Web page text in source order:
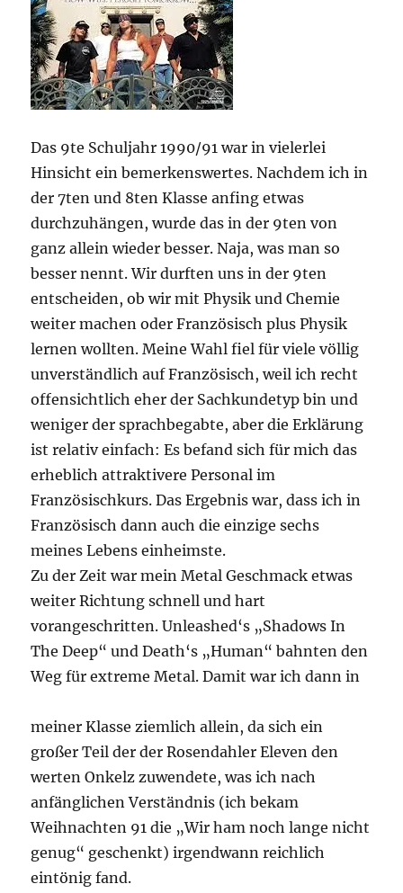
Das 9te Schuljahr 1990/91 war in vielerlei
Hinsicht ein bemerkenswertes. Nachdem ich in
der 7ten und 8ten Klasse anfing etwas
durchzuhängen, wurde das in der 9ten von
ganz allein wieder besser. Naja, was man so
besser nennt. Wir durften uns in der 9ten
entscheiden, ob wir mit Physik und Chemie
weiter machen oder Französisch plus Physik
lernen wollten. Meine Wahl fiel für viele völlig
unverständlich auf Französisch, weil ich recht
offensichtlich eher der Sachkundetyp bin und
weniger der sprachbegabte, aber die Erklärung
ist relativ einfach: Es befand sich für mich das
erheblich attraktivere Personal im
Französischkurs. Das Ergebnis war, dass ich in
Französisch dann auch die einzige sechs
meines Lebens einheimste.
Zu der Zeit war mein Metal Geschmack etwas
weiter Richtung schnell und hart
vorangeschritten. Unleashed‘s „Shadows In
The Deep“ und Death‘s „Human“ bahnten den
Weg für extreme Metal. Damit war ich dann in
meiner Klasse ziemlich allein, da sich ein
großer Teil der der Rosendahler Eleven den
werten Onkelz zuwendete, was ich nach
anfänglichen Verständnis (ich bekam
Weihnachten 91 die „Wir ham noch lange nicht
genug“ geschenkt) irgendwann reichlich
eintönig fand.